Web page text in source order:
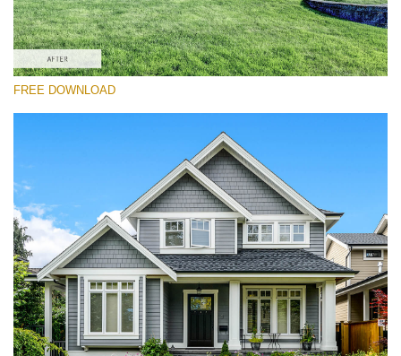
(120 Lr Presets)
Must-Have Collection
(1432 Lr Presets)
Ücretsiz indirin
FREE DOWNLOAD